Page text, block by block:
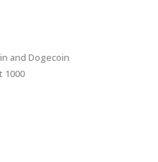
and Dogecoin
1000